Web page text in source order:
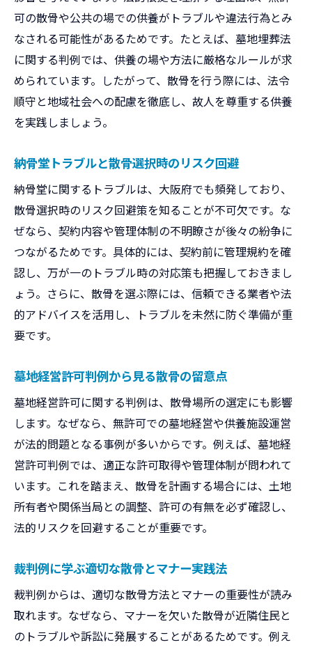
可の散骨や公共の場での供養がトラブルや違法行為とみ
なされる可能性があるためです。たとえば、墓地埋葬法
に関する判例では、供養の場や方法に厳格なルールが求
められています。したがって、散骨を行う際には、法令
順守と地域社会への配慮を徹底し、故人を尊重する供養
を実践しましょう。
納骨堂トラブルと散骨選択時のリスク回避
納骨堂に関するトラブルは、大阪府でも頻発しており、
散骨選択時のリスク回避策を知ることが不可欠です。な
ぜなら、契約内容や管理体制の不明瞭さが後々の紛争に
つながるためです。具体的には、契約前に管理規約を確
認し、万が一のトラブル時の対応策も把握しておきまし
ょう。さらに、散骨を選ぶ際には、信頼できる業者や法
的アドバイスを活用し、トラブルを未然に防ぐ準備が重
要です。
墓地経営許可判例から見る散骨の留意点
墓地経営許可に関する判例は、散骨場所の選定にも影響
します。なぜなら、無許可での墓地経営や供養施設運営
が法的問題となる事例が多いからです。例えば、墓地経
営許可判例では、適正な許可取得や管理体制が問われて
います。これを踏まえ、散骨を計画する場合には、土地
所有者や関係当局との調整、許可の有無を必ず確認し、
法的リスクを回避することが重要です。
裁判例に学ぶ適切な散骨とマナー実践法
裁判例からは、適切な散骨方法とマナーの重要性が読み
取れます。なぜなら、マナーを欠いた散骨が近隣住民と
のトラブルや訴訟に発展することがあるためです。例え